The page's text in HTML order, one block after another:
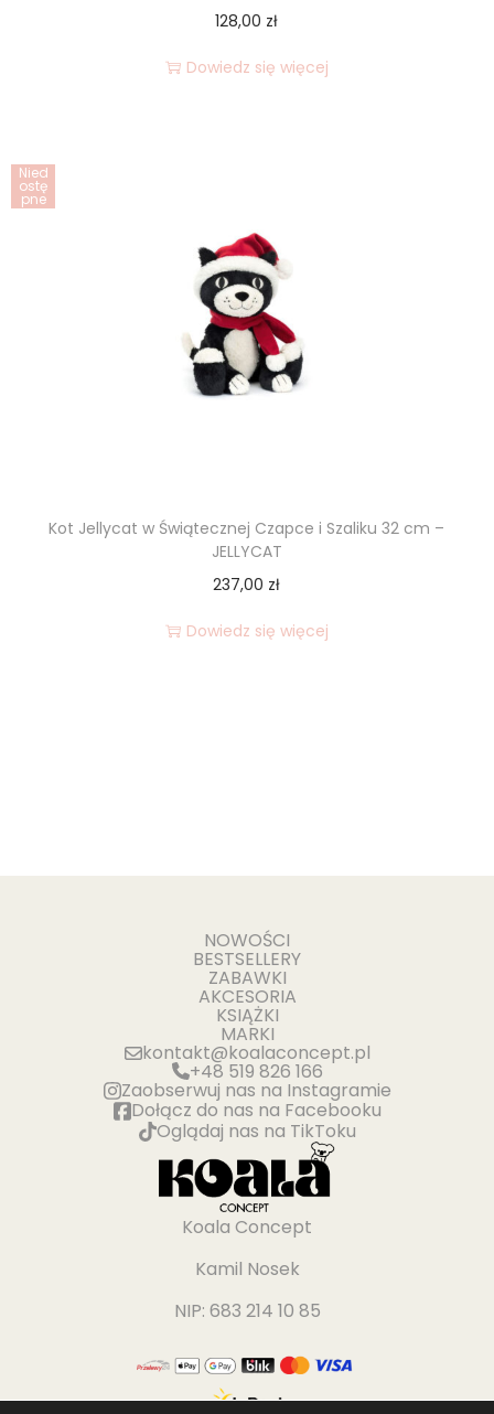
128,00 zł
Dowiedz się więcej
Nied
ostę
pne
Kot Jellycat w Świątecznej Czapce i Szaliku 32 cm –
JELLYCAT
237,00 zł
Dowiedz się więcej
Koala Concept
Kamil Nosek
NIP: 683 214 10 85
kontakt@koalaconcept.pl
+48 519 826 166
Zaobserwuj nas na Instagramie
Dołącz do nas na Facebooku
Oglądaj nas na TikToku
NOWOŚCI
BESTSELLERY
ZABAWKI
AKCESORIA
KSIĄŻKI
MARKI